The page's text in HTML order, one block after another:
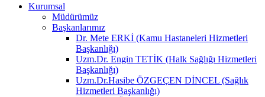
Kurumsal
Müdürümüz
Başkanlarımız
Dr. Mete ERKİ (Kamu Hastaneleri Hizmetleri
Başkanlığı)
Uzm.Dr. Engin TETİK (Halk Sağlığı Hizmetleri
Başkanlığı)
Uzm.Dr.Hasibe ÖZGEÇEN DİNCEL (Sağlık
Hizmetleri Başkanlığı)